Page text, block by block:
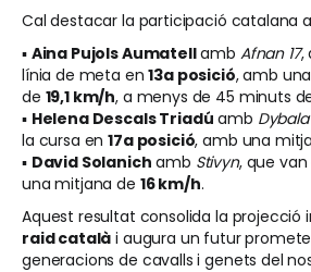
Cal destacar la participació catalana
▪️ Aina Pujols Aumatellamb Afnan 17,
línia de meta en13a posició, amb
de 19,1 km/h, a menys de 45 minuts
▪️ Helena Descals Triadú amb
la cursa en17a posició, amb una
▪️ David Solanich amb Stivyn, que
una mitjana de 16 km/h.
Aquest resultat consolida la projecció
raid català i augura un futur
generacions de cavalls i genets del